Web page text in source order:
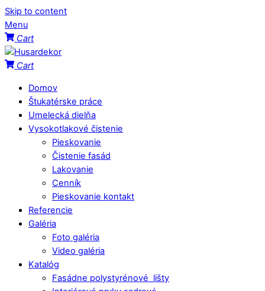
Skip to content
Menu
Cart
Cart
Domov
Štukatérske práce
Umelecká dielňa
Vysokotlakové čistenie
Pieskovanie
Čistenie fasád
Lakovanie
Cenník
Pieskovanie kontakt
Referencie
Galéria
Foto galéria
Video galéria
Katalóg
Fasádne polystyrénové lišty